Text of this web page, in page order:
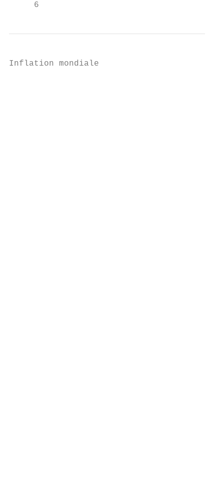
     6
Inflation mondiale                                                                                                                                   GTM – Europe            | 7
                                                                                        2018                                                                                  2019                                                 2020

                                                                                                                                         Janv.
                                                                                                            Sept.

                                                                                                                                                                                                   Sept.
                                                                  Mars

                                                                                                                                                        Mars

                                                                                                                                                                                                                                 Janv
                                                                                                     Août

                                                                                                                                                                                            Août
                                                                                                                           Nov.

                                                                                                                                                                                                                   Nov.

                                                                                                                                                                                                                          Déc.
                                                                                                                                  Déc.
                                                                                      Juin

                                                                                                                                                                            Juin